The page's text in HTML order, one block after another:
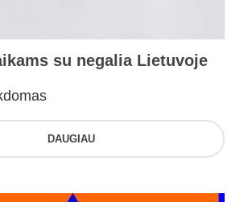
su negalia Lietuvoje
DAUGIAU